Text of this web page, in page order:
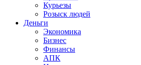
Курьезы
Розыск людей
Деньги
Экономика
Бизнес
Финансы
АПК